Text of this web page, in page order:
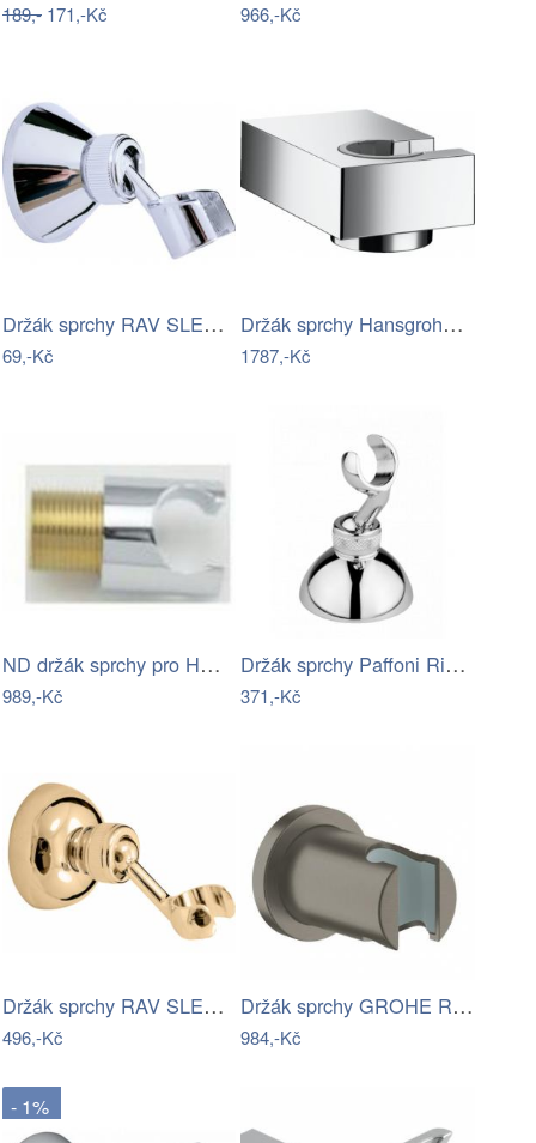
189,- 171,-Kč 966,-Kč
Držák sprchy RAV SLEZÁK otočný chrom…
69,-Kč
Držák sprchy Hansgrohe Porter E na…
1787,-Kč
ND držák sprchy pro HM panel Primeshower
989,-Kč
Držák sprchy Paffoni Ricordi chrom…
371,-Kč
Držák sprchy RAV SLEZÁK otočný zlatá…
496,-Kč
Držák sprchy GROHE Rainshower neutral…
984,-Kč
- 1%